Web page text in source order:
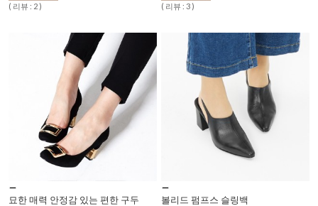
( 리뷰 : 2 ) ( 리뷰 : 3 )
묘한 매력 안정감 있는 편한 구두 볼리드 펌프스 슬링백